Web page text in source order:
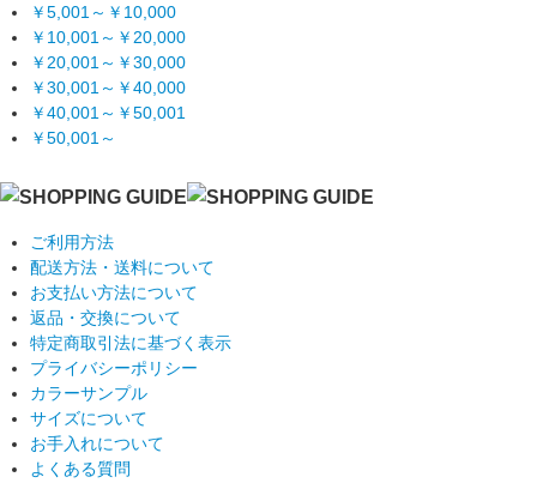
￥5,001～￥10,000
￥10,001～￥20,000
￥20,001～￥30,000
￥30,001～￥40,000
￥40,001～￥50,001
￥50,001～
ご利用方法
配送方法・送料について
お支払い方法について
返品・交換について
特定商取引法に基づく表示
プライバシーポリシー
カラーサンプル
サイズについて
お手入れについて
よくある質問